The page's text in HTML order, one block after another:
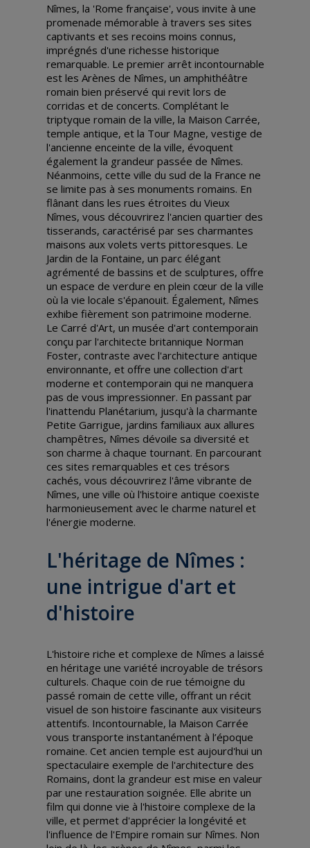
Nîmes, la 'Rome française', vous invite à une
promenade mémorable à travers ses sites
captivants et ses recoins moins connus,
imprégnés d'une richesse historique
remarquable. Le premier arrêt incontournable
est les Arènes de Nîmes, un amphithéâtre
romain bien préservé qui revit lors de
corridas et de concerts. Complétant le
triptyque romain de la ville, la Maison Carrée,
temple antique, et la Tour Magne, vestige de
l'ancienne enceinte de la ville, évoquent
également la grandeur passée de Nîmes.
Néanmoins, cette ville du sud de la France ne
se limite pas à ses monuments romains. En
flânant dans les rues étroites du Vieux
Nîmes, vous découvrirez l'ancien quartier des
tisserands, caractérisé par ses charmantes
maisons aux volets verts pittoresques. Le
Jardin de la Fontaine, un parc élégant
agrémenté de bassins et de sculptures, offre
un espace de verdure en plein cœur de la ville
où la vie locale s'épanouit. Également, Nîmes
exhibe fièrement son patrimoine moderne.
Le Carré d'Art, un musée d'art contemporain
conçu par l'architecte britannique Norman
Foster, contraste avec l'architecture antique
environnante, et offre une collection d'art
moderne et contemporain qui ne manquera
pas de vous impressionner. En passant par
l'inattendu Planétarium, jusqu'à la charmante
Petite Garrigue, jardins familiaux aux allures
champêtres, Nîmes dévoile sa diversité et
son charme à chaque tournant. En parcourant
ces sites remarquables et ces trésors
cachés, vous découvrirez l'âme vibrante de
Nîmes, une ville où l'histoire antique coexiste
harmonieusement avec le charme naturel et
l'énergie moderne.
L'héritage de Nîmes :
une intrigue d'art et
d'histoire
L'histoire riche et complexe de Nîmes a laissé
en héritage une variété incroyable de trésors
culturels. Chaque coin de rue témoigne du
passé romain de cette ville, offrant un récit
visuel de son histoire fascinante aux visiteurs
attentifs. Incontournable, la Maison Carrée
vous transporte instantanément à l’époque
romaine. Cet ancien temple est aujourd'hui un
spectaculaire exemple de l'architecture des
Romains, dont la grandeur est mise en valeur
par une restauration soignée. Elle abrite un
film qui donne vie à l'histoire complexe de la
ville, et permet d'apprécier la longévité et
l'influence de l'Empire romain sur Nîmes. Non